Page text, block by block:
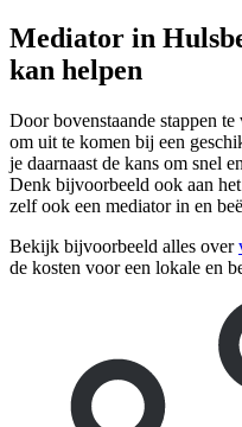
Mediator in
kan helpen
Door bovenstaande stappen
om uit te komen bij een
je daarnaast de kans om snel
Denk bijvoorbeeld ook aan
zelf ook een mediator in en
Bekijk bijvoorbeeld alles over
de kosten voor een lokale en